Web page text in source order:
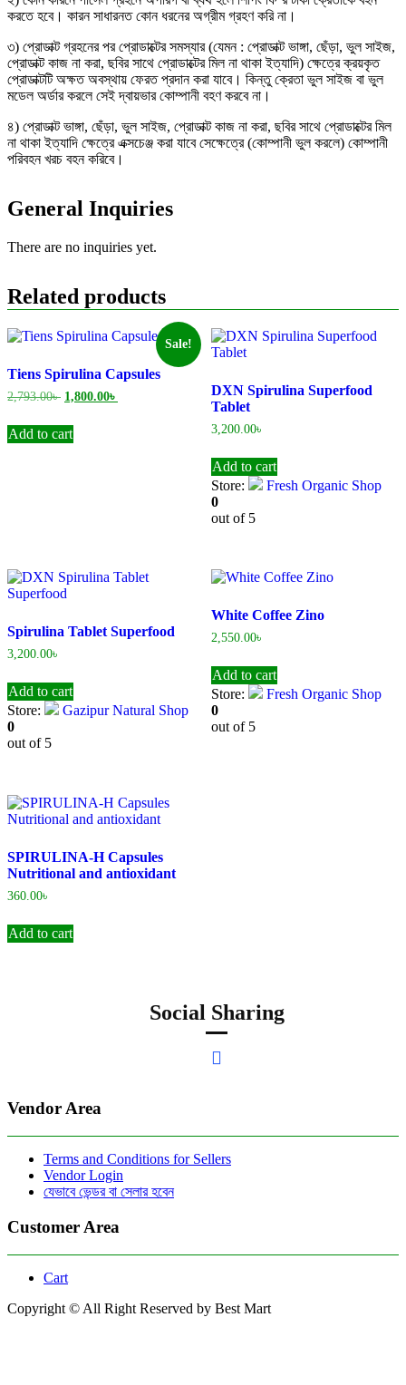
করতে হবে। কারন সাধারনত কোন ধরনের অগ্রীম গ্রহণ করি না।
৩) প্রোডাক্ট গ্রহনের পর প্রোডাক্টের সমস্যার (যেমন : প্রোডাক্ট ভাঙ্গা, ছেঁড়া, ভুল সাইজ,
প্রোডাক্ট কাজ না করা, ছবির সাথে প্রোডাক্টের মিল না থাকা ইত্যাদি) ক্ষেত্রে ক্রয়কৃত
প্রোডাক্টটি অক্ষত অবস্থায় ফেরত প্রদান করা যাবে। কিন্তু ক্রেতা ভুল সাইজ বা ভুল
মডেল অর্ডার করলে সেই দ্বায়ভার কোম্পানী বহণ করবে না।
৪) প্রোডাক্ট ভাঙ্গা, ছেঁড়া, ভুল সাইজ, প্রোডাক্ট কাজ না করা, ছবির সাথে প্রোডাক্টের মিল
না থাকা ইত্যাদি ক্ষেত্রে এক্সচেঞ্জ করা যাবে সেক্ষেত্রে (কোম্পানী ভুল করলে) কোম্পানী
পরিবহন খরচ বহন করিবে।
General Inquiries
There are no inquiries yet.
Related products
Sale!
Tiens Spirulina Capsules
2,793.00৳ Original
was:
2,793.00৳ .
1,800.00৳
Add to cart
DXN Spirulina Superfood
Tablet
3,200.00৳
Add to cart
Store:
Fresh Organic Shop
0
out of 5
Spirulina Tablet Superfood
3,200.00৳
Add to cart
Store:
Gazipur Natural Shop
0
out of 5
White Coffee Zino
2,550.00৳
Add to cart
Store:
Fresh Organic Shop
0
out of 5
SPIRULINA-H Capsules
Nutritional and antioxidant
360.00৳
Add to cart
Social Sharing
Vendor Area
Terms and Conditions for Sellers
Vendor Login
যেভাবে ভেন্ডর বা সেলার হবেন
Customer Area
Cart
Copyright © All Right Reserved by Best Mart